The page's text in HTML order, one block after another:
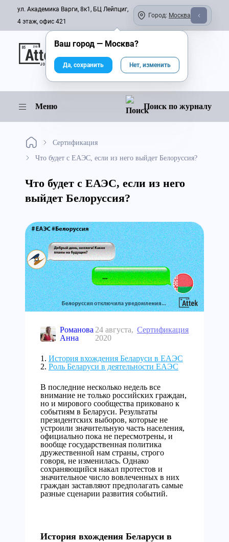
ул. Академика Варги, 8к1, БЦ Лейпциг,
4 этаж, офис 421
Город: Москва
Онлайн-журнал
Меню Поиск по журналу
Сертификация
Что будет с ЕАЭС, если из него выйдет Белоруссия?
Что будет с ЕАЭС, если из него
выйдет Белоруссия?
Романова
Анна
24 августа,
2020
Сертификация
История вхождения Беларуси в ЕАЭС
Роль Беларуси в деятельности ЕАЭС
В последние несколько недель все
внимание не только российских граждан,
но и мирового сообщества приковано к
событиям в Беларуси. Результаты
президентских выборов, которые не
устроили значительную часть населения,
официально пока не пересмотрены, и
вообще государственная политика
дружественной нам страны, строго
говоря, не изменилась. Однако
сохраняющийся накал протестов и
значительное число вовлеченных в них
граждан заставляют предполагать самые
разные сценарии развития событий.
История вхождения Беларуси в
Ваш город — Москва?
Да, сохранить Нет, изменить